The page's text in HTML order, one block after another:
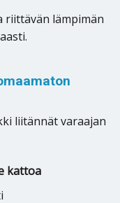
riittävän lämpimän
liitännät varaajan
kattoa